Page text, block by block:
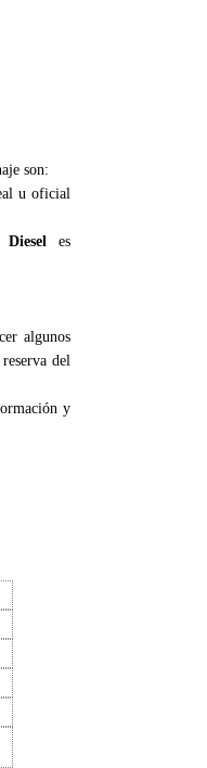
son:
u oficial
es
algunos
del
y